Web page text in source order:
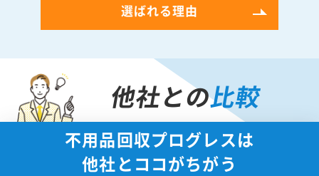
選ばれる理由
他社との比較
不用品回収プログレスは
他社とココがちがう